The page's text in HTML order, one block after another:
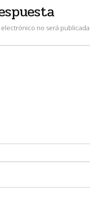
no será publicada.